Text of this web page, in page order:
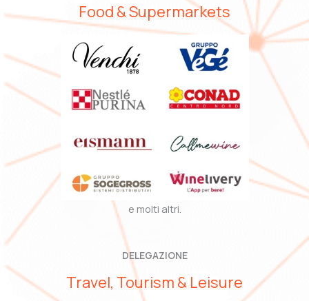
Food & Supermarkets
e molti altri.
DELEGAZIONE
Travel, Tourism & Leisure